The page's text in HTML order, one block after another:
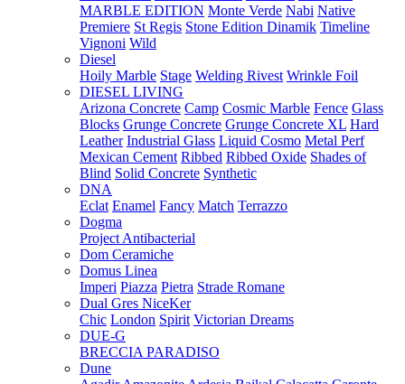
MARBLE EDITION Monte Verde Nabi Native
Premiere St Regis Stone Edition Dinamik Timeline
Vignoni Wild
Diesel
Hoily Marble Stage Welding Rivest Wrinkle Foil
DIESEL LIVING
Arizona Concrete Camp Cosmic Marble Fence Glass
Blocks Grunge Concrete Grunge Concrete XL Hard
Leather Industrial Glass Liquid Cosmo Metal Perf
Mexican Cement Ribbed Ribbed Oxide Shades of
Blind Solid Concrete Synthetic
DNA
Eclat Enamel Fancy Match Terrazzo
Dogma
Project Antibacterial
Dom Ceramiche
Domus Linea
Imperi Piazza Pietra Strade Romane
Dual Gres NiceKer
Chic London Spirit Victorian Dreams
DUE-G
BRECCIA PARADISO
Dune